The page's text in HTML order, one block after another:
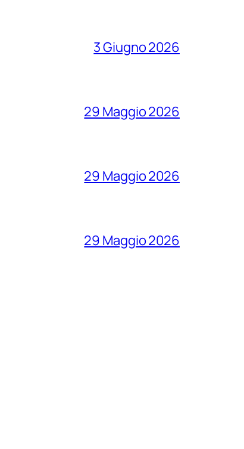
3 Giugno 2026
29 Maggio 2026
29 Maggio 2026
29 Maggio 2026